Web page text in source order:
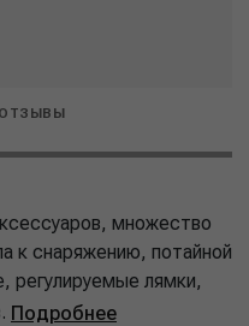
ОТЗЫВЫ
множество
к снаряжению, потайной
регулируемые лямки,
Подробнее